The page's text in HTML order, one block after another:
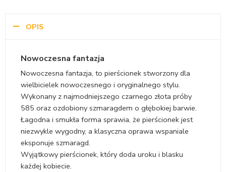
OPIS
Nowoczesna fantazja
Nowoczesna fantazja, to pierścionek stworzony dla
wielbicielek nowoczesnego i oryginalnego stylu.
Wykonany z najmodniejszego czarnego złota próby
585 oraz ozdobiony szmaragdem o głębokiej barwie.
Łagodna i smukła forma sprawia, że pierścionek jest
niezwykle wygodny, a klasyczna oprawa wspaniale
eksponuje szmaragd.
Wyjątkowy pierścionek, który doda uroku i blasku
każdej kobiecie.